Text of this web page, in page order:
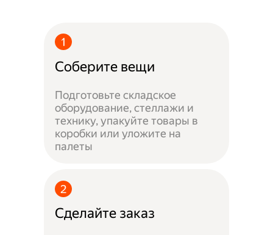
Соберите вещи
Подготовьте складское
оборудование, стеллажи и
технику, упакуйте товары в
коробки или уложите на
палеты
Сделайте заказ